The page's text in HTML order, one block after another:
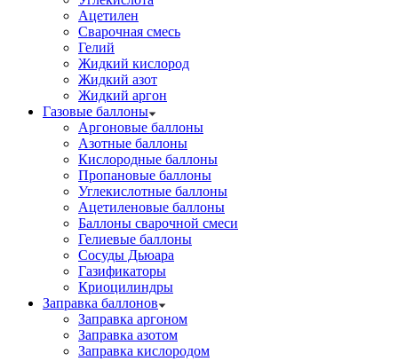
Ацетилен
Сварочная смесь
Гелий
Жидкий кислород
Жидкий азот
Жидкий аргон
Газовые баллоны
Аргоновые баллоны
Азотные баллоны
Кислородные баллоны
Пропановые баллоны
Углекислотные баллоны
Ацетиленовые баллоны
Баллоны сварочной смеси
Гелиевые баллоны
Сосуды Дьюара
Газификаторы
Криоцилиндры
Заправка баллонов
Заправка аргоном
Заправка азотом
Заправка кислородом